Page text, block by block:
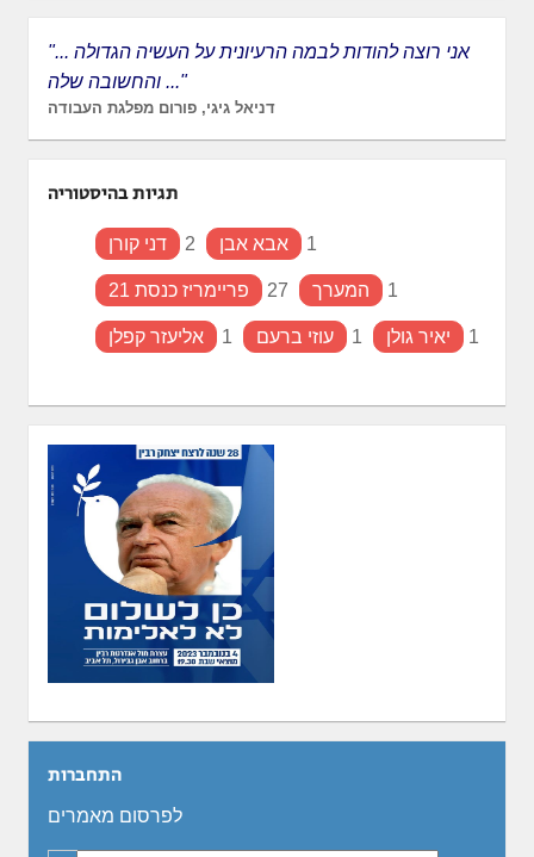
"... אני רוצה להודות לבמה הרעיונית על העשיה הגדולה
והחשובה שלה ..."
דניאל גיגי, פורום מפלגת העבודה
תגיות בהיסטוריה
דני קורן 2 אבא אבן 1
פריימריז כנסת 21 27 המערך 1
אליעזר קפלן 1 עוזי ברעם 1 יאיר גולן 1
התחברות
לפרסום מאמרים